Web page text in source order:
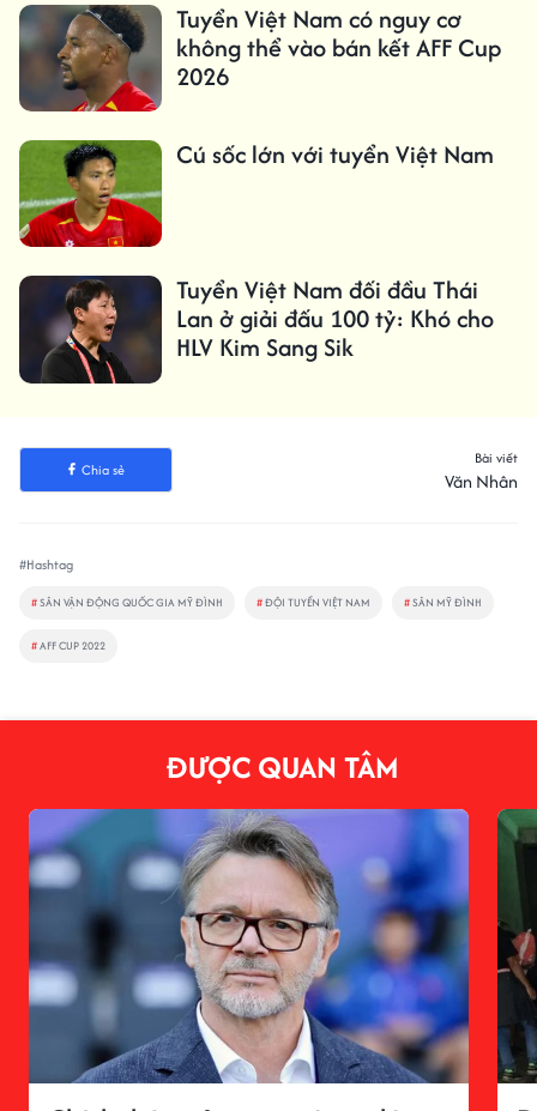
Tuyển Việt Nam có nguy cơ
không thể vào bán kết AFF Cup
2026
Cú sốc lớn với tuyển Việt Nam
Tuyển Việt Nam đối đầu Thái
Lan ở giải đấu 100 tỷ: Khó cho
HLV Kim Sang Sik
Chia sẻ
Bài viết
Văn Nhân
#Hashtag
#SÂN VẬN ĐỘNG QUỐC GIA MỸ ĐÌNH #ĐỘI TUYỂN VIỆT NAM #SÂN MỸ ĐÌNH
#AFF CUP 2022
ĐƯỢC QUAN TÂM